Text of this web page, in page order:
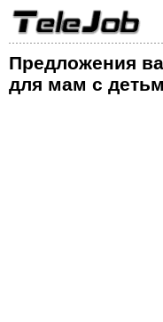
Предложения
для мам с